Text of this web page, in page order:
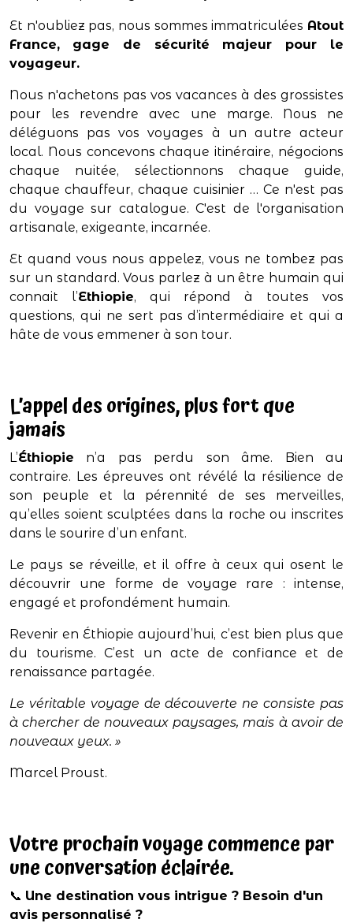
Et n'oubliez pas, nous sommes immatriculées Atout
France,
gage de sécurité majeur pour le
voyageur.
Nous n'achetons pas vos vacances à des grossistes
pour les revendre avec une marge. Nous ne
déléguons pas vos voyages à un autre acteur
local. Nous concevons chaque itinéraire, négocions
chaque nuitée, sélectionnons chaque guide,
chaque chauffeur, chaque cuisinier … Ce n'est pas
du voyage sur catalogue. C'est de l'organisation
artisanale, exigeante, incarnée.
Et quand vous nous appelez, vous ne tombez pas
sur un standard. Vous parlez à un être humain qui
connait l’Ethiopie, qui répond à toutes vos
questions, qui ne sert pas d’intermédiaire et qui a
hâte de vous emmener à son tour.
L’appel des origines, plus fort que
jamais
L’Éthiopie n’a pas perdu son âme. Bien au
contraire. Les épreuves ont révélé la résilience de
son peuple et la pérennité de ses merveilles,
qu’elles soient sculptées dans la roche ou inscrites
dans le sourire d’un enfant.
Le pays se réveille, et il offre à ceux qui osent le
découvrir une forme de voyage rare : intense,
engagé et profondément humain.
Revenir en Éthiopie aujourd’hui, c’est bien plus que
du tourisme. C’est un acte de confiance et de
renaissance partagée.
Le véritable voyage de découverte ne consiste pas
à chercher de nouveaux paysages, mais à avoir de
nouveaux yeux. »
Marcel Proust.
Votre prochain voyage commence par
une conversation éclairée.
📞 Une destination vous intrigue ? Besoin d'un
avis personnalisé ?